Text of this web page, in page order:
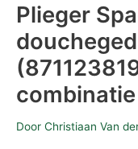
Plieger
combinatie
Door Christiaan Van